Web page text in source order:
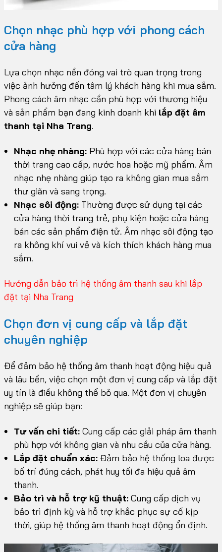
Chọn nhạc phù hợp với phong cách
cửa hàng
Lựa chọn nhạc nền đóng vai trò quan trọng trong
việc ảnh hưởng đến tâm lý khách hàng khi mua sắm.
Phong cách âm nhạc cần phù hợp với thương hiệu
và sản phẩm bạn đang kinh doanh khi lắp đặt âm
thanh tại Nha Trang.
Nhạc nhẹ nhàng: Phù hợp với các cửa hàng bán
thời trang cao cấp, nước hoa hoặc mỹ phẩm. Âm
nhạc nhẹ nhàng giúp tạo ra không gian mua sắm
thư giãn và sang trọng.
Nhạc sôi động: Thường được sử dụng tại các
cửa hàng thời trang trẻ, phụ kiện hoặc cửa hàng
bán các sản phẩm điện tử. Âm nhạc sôi động tạo
ra không khí vui vẻ và kích thích khách hàng mua
sắm.
Hướng dẫn bảo trì hệ thống âm thanh sau khi lắp
đặt tại Nha Trang
Chọn đơn vị cung cấp và lắp đặt
chuyên nghiệp
Để đảm bảo hệ thống âm thanh hoạt động hiệu quả
và lâu bền, việc chọn một đơn vị cung cấp và lắp đặt
uy tín là điều không thể bỏ qua. Một đơn vị chuyên
nghiệp sẽ giúp bạn:
Tư vấn chi tiết: Cung cấp các giải pháp âm thanh
phù hợp với không gian và nhu cầu của cửa hàng.
Lắp đặt chuẩn xác: Đảm bảo hệ thống loa được
bố trí đúng cách, phát huy tối đa hiệu quả âm
thanh.
Bảo trì và hỗ trợ kỹ thuật: Cung cấp dịch vụ
bảo trì định kỳ và hỗ trợ khắc phục sự cố kịp
thời, giúp hệ thống âm thanh hoạt động ổn định.